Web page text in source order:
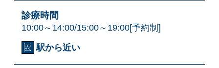
診療時間
10:00～14:00/15:00～19:00[予約制]
駅から近い